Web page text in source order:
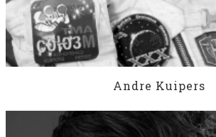
Andre Kuipers